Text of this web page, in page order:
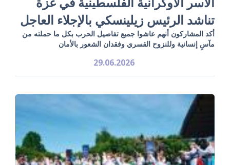
تناشد الرئيس زيلينسكي بالإجلاء العاجل
أكد المشاركون أنهم عاشوا جميع تفاصيل الحرب بكل ما حملته من
مآسٍ إنسانية وللنزوح القسري وفقدان الشعور بالأمان
29.06.2026